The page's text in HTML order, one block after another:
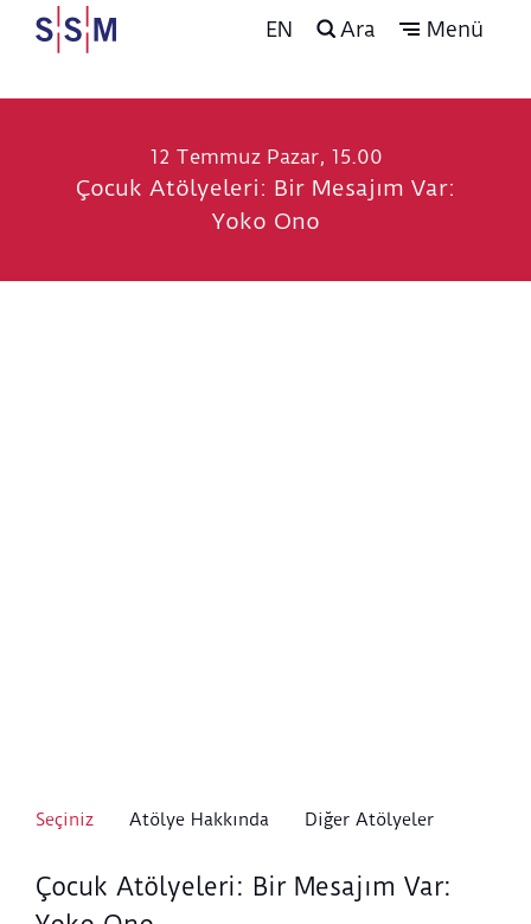
EN Ara Menü
12 Temmuz Pazar, 15.00
Çocuk Atölyeleri: Bir Mesajım Var:
Yoko Ono
Seçiniz Atölye Hakkında Diğer Atölyeler
Çocuk Atölyeleri: Bir Mesajım Var: